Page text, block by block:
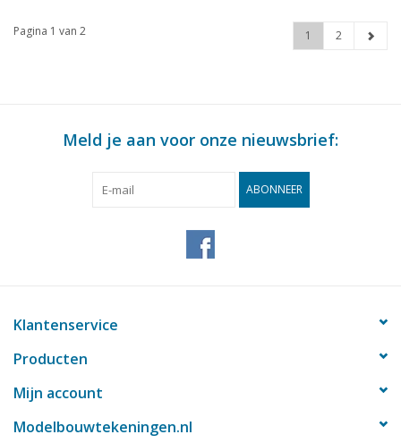
Pagina 1 van 2 1 2
Meld je aan voor onze nieuwsbrief:
ABONNEER
Klantenservice
Producten
Mijn account
Modelbouwtekeningen.nl